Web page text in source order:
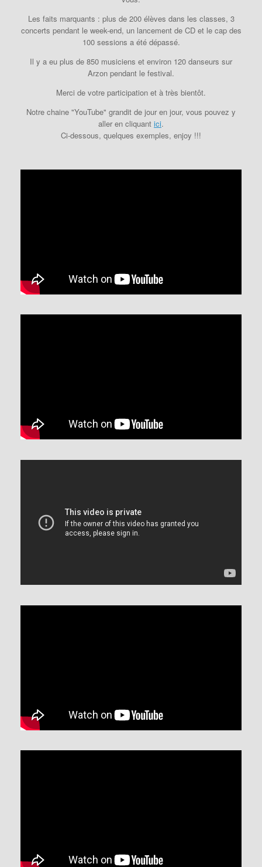
Les faits marquants : plus de 200 élèves dans les classes, 3
concerts pendant le week-end, un lancement de CD et le cap des
100 sessions a été dépassé.
Il y a eu plus de 850 musiciens et environ 120 danseurs sur
Arzon pendant le festival.
Merci de votre participation et à très bientôt.
Notre chaine "YouTube" grandit de jour en jour, vous pouvez y
aller en cliquant ici.
Ci-dessous, quelques exemples, enjoy !!!